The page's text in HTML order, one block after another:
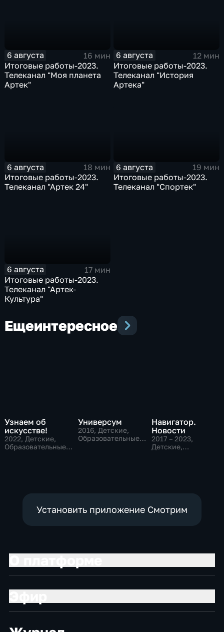
6 августа
16 мин
Итоговые работы-2023.
Телеканал "Моя планета
Артек"
6 августа
12 мин
Итоговые работы-2023.
Телеканал "История
Артека"
6 августа
18 мин
Итоговые работы-2023.
Телеканал "Артек 24"
6 августа
19 мин
Итоговые работы-2023.
Телеканал "Спортек"
6 августа
17 мин
Итоговые работы-2023.
Телеканал "Артек-
Культура"
Ещеинтересное
Узнаем об
искусстве!
2022, Детские,
Образовательные,
Универсум
2016, Детские,
Образовательные,
Навигатор.
Новости
2017 – 2023,
Детские,
Установить приложение Смотрим